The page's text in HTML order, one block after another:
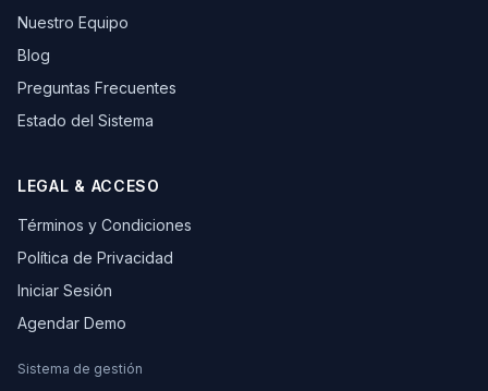
Nuestro Equipo
Blog
Preguntas Frecuentes
Estado del Sistema
LEGAL & ACCESO
Términos y Condiciones
Política de Privacidad
Iniciar Sesión
Agendar Demo
Sistema de gestión